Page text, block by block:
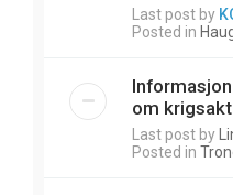
Last post by
Posted in
om
Last post by
Posted in